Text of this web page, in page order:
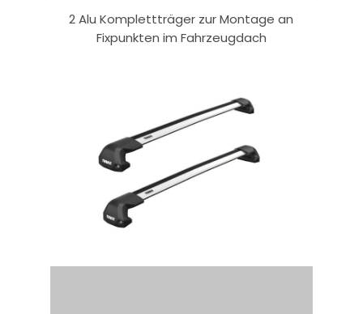
2 Alu Komplettträger zur Montage an
Fixpunkten im Fahrzeugdach